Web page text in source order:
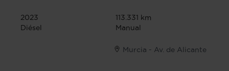
2023
113.331 km
Diésel
Manual
Murcia - Av. de Alicante